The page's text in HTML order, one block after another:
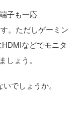
子も一応
。ただしゲーミン
などでモニタ
しょう。
でしょうか。